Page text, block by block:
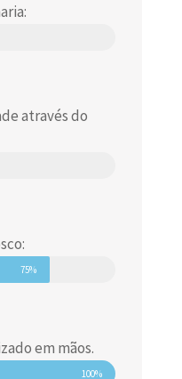
através do
75%
em mãos.
100%